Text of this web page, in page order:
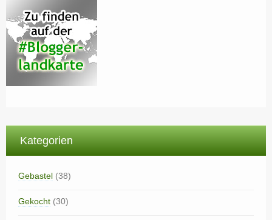
Kategorien
Gebastel (38)
Gekocht (30)